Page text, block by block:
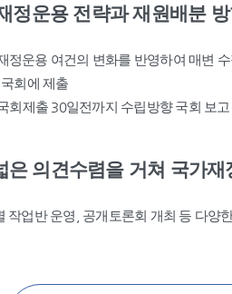
정운용 전략과 재원배분
운용 여건의 변화를 반영하여 매변
국회에 제출
회제출 30일전까지 수립방향 국회 보
의견수렴을 거쳐 국가
업반 운영, 공개토론회 개최 등 다양